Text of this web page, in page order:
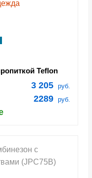
Teflon
3 205 руб.
2289 руб.